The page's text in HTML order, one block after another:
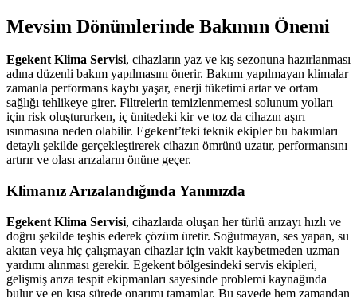
Mevsim Dönümlerinde Bakımın Önemi
Egekent Klima Servisi, cihazların yaz ve kış sezonuna hazırlanması
adına düzenli bakım yapılmasını önerir. Bakımı yapılmayan klimalar
zamanla performans kaybı yaşar, enerji tüketimi artar ve ortam
sağlığı tehlikeye girer. Filtrelerin temizlenmemesi solunum yolları
için risk oluştururken, iç ünitedeki kir ve toz da cihazın aşırı
ısınmasına neden olabilir. Egekent’teki teknik ekipler bu bakımları
detaylı şekilde gerçekleştirerek cihazın ömrünü uzatır, performansını
artırır ve olası arızaların önüne geçer.
Klimanız Arızalandığında Yanınızda
Egekent Klima Servisi, cihazlarda oluşan her türlü arızayı hızlı ve
doğru şekilde teşhis ederek çözüm üretir. Soğutmayan, ses yapan, su
akıtan veya hiç çalışmayan cihazlar için vakit kaybetmeden uzman
yardımı alınması gerekir. Egekent bölgesindeki servis ekipleri,
gelişmiş arıza tespit ekipmanları sayesinde problemi kaynağında
bulur ve en kısa sürede onarımı tamamlar. Bu sayede hem zamandan